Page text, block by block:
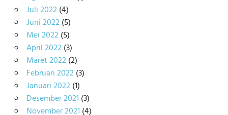
Juli 2022(4)
Juni 2022(5)
Mei 2022(5)
April 2022(3)
Maret 2022(2)
Februari 2022(3)
Januari 2022(1)
Desember 2021 (3)
November 2021 (4)